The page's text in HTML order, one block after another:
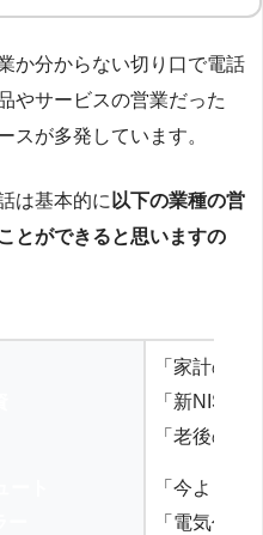
か分からない切り口で電話
やサービスの営業だった
スが多発しています。
は基本的に 以下の業種の営
とができると思いますの
「家計の見
「新NISA
「老後の
「今より
「電気代を